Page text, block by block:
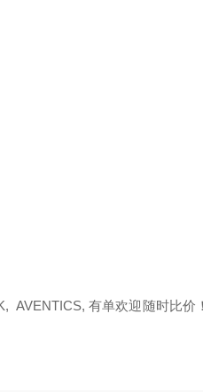
AVENTICS, 有单欢迎随时比价